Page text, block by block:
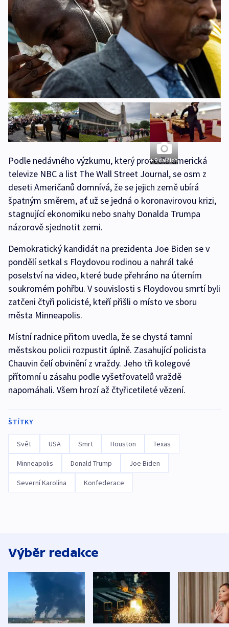
+ 9 dalších
Podle nedávného výzkumu, který provedla americká
televize NBC a list The Wall Street Journal, se osm z
deseti Američanů domnívá, že se jejich země ubírá
špatným směrem, ať už se jedná o koronavirovou krizi,
stagnující ekonomiku nebo snahy Donalda Trumpa
názorově sjednotit zemi.
Demokratický kandidát na prezidenta Joe Biden se v
pondělí setkal s Floydovou rodinou a nahrál také
poselství na video, které bude přehráno na úterním
soukromém pohřbu. V souvislosti s Floydovou smrtí byli
zatčeni čtyři policisté, kteří přišli o místo ve sboru
města Minneapolis.
Místní radnice přitom uvedla, že se chystá tamní
městskou policii rozpustit úplně. Zasahující policista
Chauvin čelí obvinění z vraždy. Jeho tři kolegové
přítomní u zásahu podle vyšetřovatelů vraždě
napomáhali. Všem hrozí až čtyřicetileté vězení.
ŠTÍTKY
Svět USA Smrt Houston Texas
Minneapolis Donald Trump Joe Biden
Severní Karolína Konfederace
Výběr redakce